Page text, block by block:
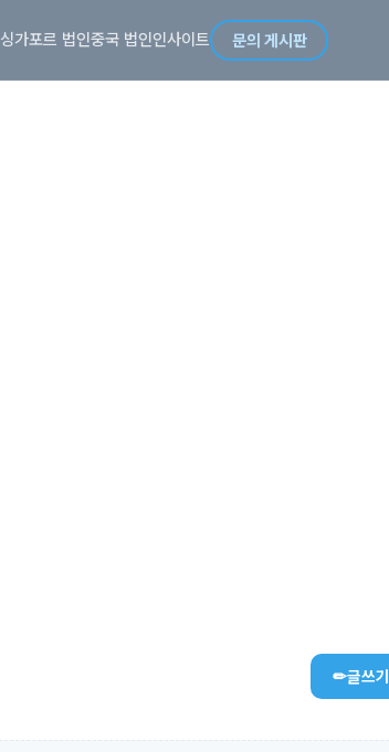
싱가포르 법인중국 법인인사이트 문의 게시판
✏글쓰기